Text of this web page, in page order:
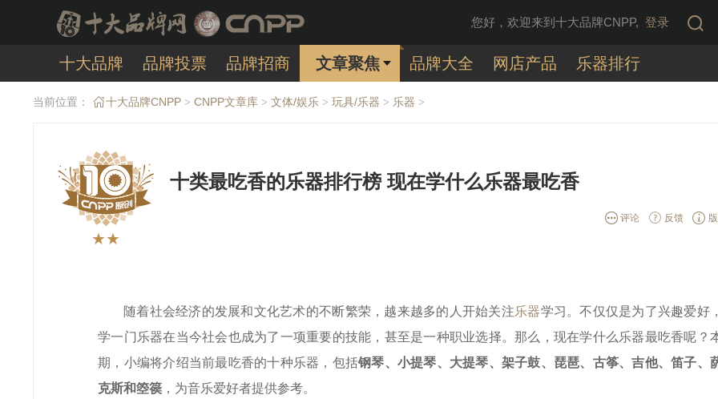
您好，欢迎来到十大品牌CNPP, 登录
十大品牌 品牌投票 品牌招商 文章聚焦 品牌大全 网店产品 乐器排行
当前位置： 十大品牌CNPP > CNPP文章库 > 文体/娱乐 > 玩具/乐器 > 乐器 >
★★
十类最吃香的乐器排行榜 现在学什么乐器最吃香
评论 反馈
随着社会经济的发展和文化艺术的不断繁荣，越来越多的人开始关注乐器学习。不仅仅是为了兴趣爱好
学一门乐器在当今社会也成为了一项重要的技能，甚至是一种职业选择。那么，现在学什么乐器最吃香呢？
期，小编将介绍当前最吃香的十种乐器，包括钢琴、小提琴、大提琴、架子鼓、琵琶、古筝、吉他、笛子、
克斯和箜篌 ，为音乐爱好者提供参考。